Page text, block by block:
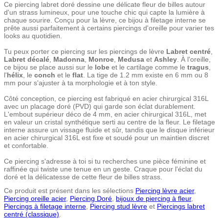
Ce piercing labret doré dessine une délicate fleur de billes autour
d'un strass lumineux, pour une touche chic qui capte la lumière à
chaque sourire. Conçu pour la lèvre, ce bijou à filetage interne se
prête aussi parfaitement à certains piercings d'oreille pour varier tes
looks au quotidien.
Tu peux porter ce piercing sur les piercings de lèvre Labret centré,
Labret décalé, Madonna, Monroe, Medusa et Ashley. À l'oreille,
ce bijou se place aussi sur le lobe et le cartilage comme le tragus,
l'hélix, le conch et le flat. La tige de 1.2 mm existe en 6 mm ou 8
mm pour s'ajuster à ta morphologie et à ton style.
Côté conception, ce piercing est fabriqué en acier chirurgical 316L
avec un placage doré (PVD) qui garde son éclat durablement.
L'embout supérieur déco de 4 mm, en acier chirurgical 316L, met
en valeur un cristal synthétique serti au centre de la fleur. Le filetage
interne assure un vissage fluide et sûr, tandis que le disque inférieur
en acier chirurgical 316L est fixe et soudé pour un maintien discret
et confortable.
Ce piercing s'adresse à toi si tu recherches une pièce féminine et
raffinée qui twiste une tenue en un geste. Craque pour l'éclat du
doré et la délicatesse de cette fleur de billes strass.
Ce produit est présent dans les sélections Piercing lèvre acier,
Piercing oreille acier, Piercing Doré, bijoux de piercing à fleur,
Piercings à filetage interne, Piercing stud lèvre et Piercings labret
centré (classique).